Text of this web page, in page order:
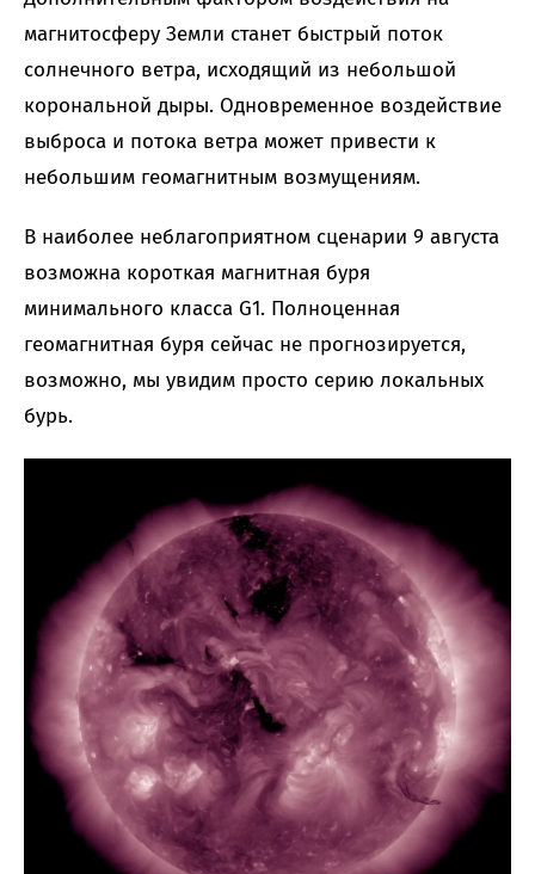
магнитосферу Земли станет быстрый поток
солнечного ветра, исходящий из небольшой
корональной дыры. Одновременное воздействие
выброса и потока ветра может привести к
небольшим геомагнитным возмущениям.
В наиболее неблагоприятном сценарии 9 августа
возможна короткая магнитная буря
минимального класса G1. Полноценная
геомагнитная буря сейчас не прогнозируется,
возможно, мы увидим просто серию локальных
бурь.